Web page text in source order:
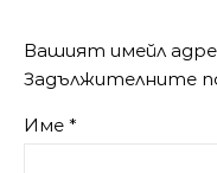
Вашият имейл
Задължителните
Име *